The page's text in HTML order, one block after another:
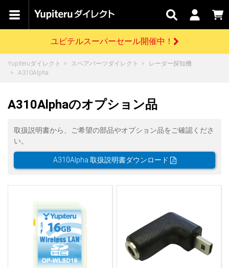
カテゴリで
キャン
ペーン
関連
サービス
お問い
合わせ
はじめての
WEB限定モデル
スペアパーツ
ダイレクト
バーチャルストア
カテゴリ
GPSデータ更新のお申込はこちら
ユピテル公式サイトはこちら
開催中のキャンペーン
【8/17(月) 7:59ま
scroll
お役立ち情報・トピックス
お買い物ガイド
各種ご利用方法はこちら
よくあるご質問
お問い合わせ前のご確認はこちら
お問い合わせ
各種お問い合わせはこちら
ドライブレコーダーを比較して探す
ログインする
会員価格やポイントを利用してご購入頂けます
新規会員登録をする
ユピテルスーパーセール開催中！
Yupiteruダイレクト スペアパーツダイレクト
レーダー探知機
A310Alpha
A310Alphaのオプション品
取扱説明書から、ご希望の部品やオプション品をご確認くださ
い。
A310Alpha 取扱説明書ダウンロード